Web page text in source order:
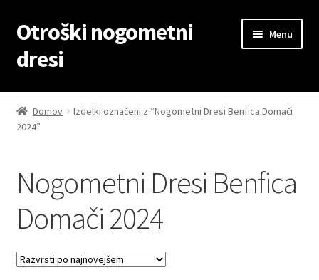
Skip
to
navigation
Skip
to
content
Otroški nogometni
dresi
Menu
Domov
Blog
Košarica
Domov
Izdelki označeni z “Nogometni Dresi Benfica Domači
2024”
Nogometni Dresi Benfica
Domači 2024